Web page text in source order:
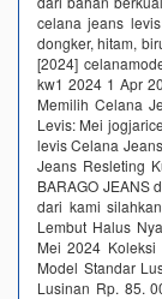
celana jeans
dongker, hitam,
[2024]
kw1 2024 1 Apr
Memilih Celana
Levis: Mei
levis Celana
Jeans Resleting
BARAGO JEANS
dari kami
Lembut Halus
Mei 2024 Koleksi
Model Standar
Lusinan Rp. 85.